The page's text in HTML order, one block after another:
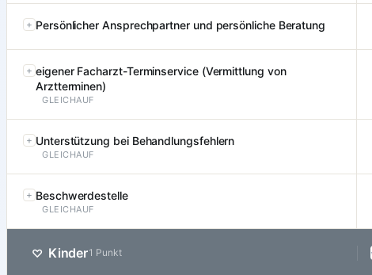
Persönlicher Ansprechpartner und persönliche Beratung
eigener Facharzt-Terminservice (Vermittlung von
Arztterminen)
GLEICHAUF
Unterstützung bei Behandlungsfehlern
GLEICHAUF
Beschwerdestelle
GLEICHAUF
♡ Kinder1 Punkt